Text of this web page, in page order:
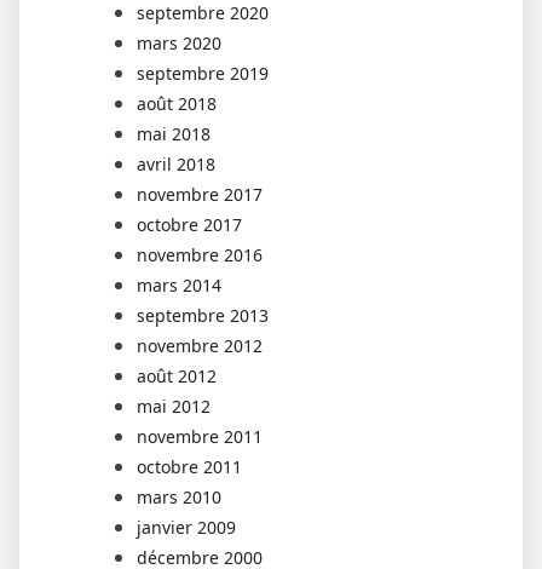
septembre 2020
mars 2020
septembre 2019
août 2018
mai 2018
avril 2018
novembre 2017
octobre 2017
novembre 2016
mars 2014
septembre 2013
novembre 2012
août 2012
mai 2012
novembre 2011
octobre 2011
mars 2010
janvier 2009
décembre 2000